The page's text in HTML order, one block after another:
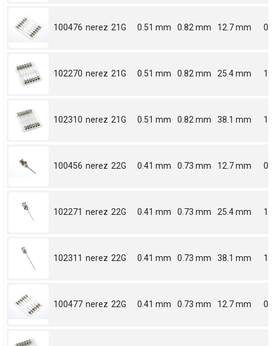
100476 nerez 21G 0.51 mm 0.82 mm 12.7 mm
102270 nerez 21G 0.51 mm 0.82 mm 25.4 mm 1
102310 nerez 21G 0.51 mm 0.82 mm 38.1 mm
100456 nerez 22G 0.41 mm 0.73 mm 12.7 mm
102271 nerez 22G 0.41 mm 0.73 mm 25.4 mm 1
102311 nerez 22G 0.41 mm 0.73 mm 38.1 mm
100477 nerez 22G 0.41 mm 0.73 mm 12.7 mm